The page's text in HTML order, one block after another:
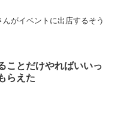
がイベントに出店するそう
とだけやればいいっ
らえた